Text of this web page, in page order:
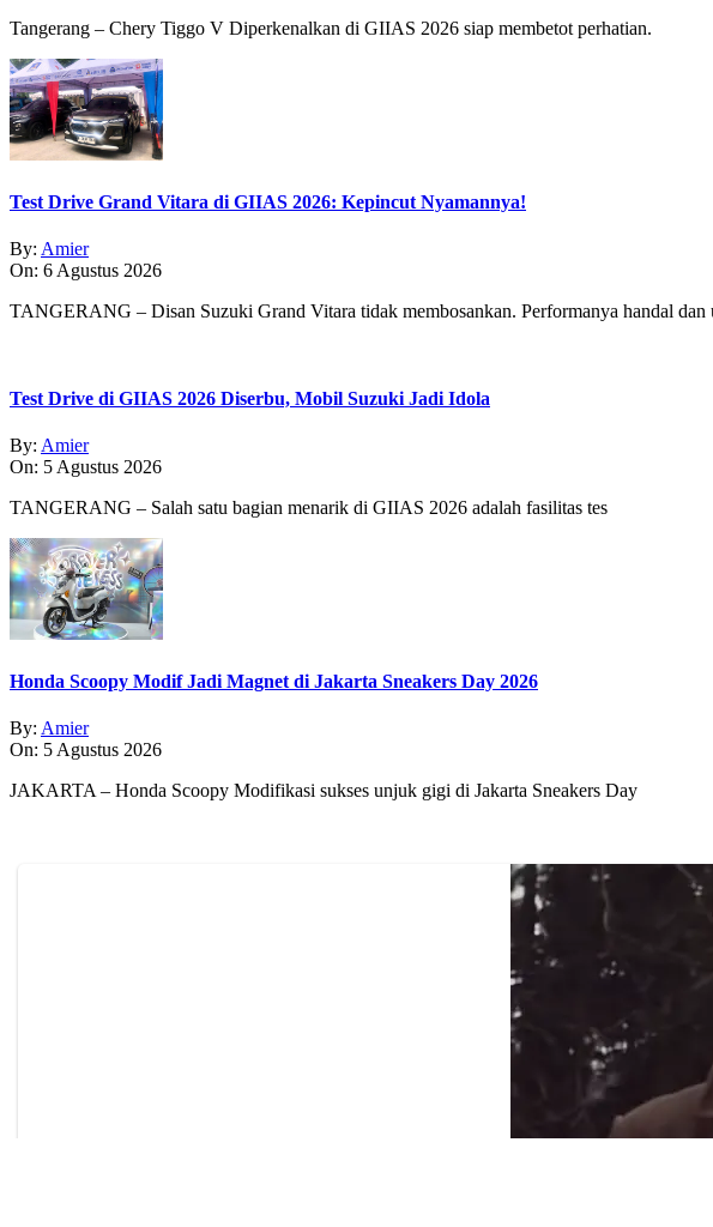
Tangerang – Chery Tiggo V Diperkenalkan di GIIAS 2026 siap membetot perhatian.
Test Drive Grand Vitara di GIIAS 2026: Kepincut Nyamannya!
By: Amier
On: 6 Agustus 2026
TANGERANG – Disan Suzuki Grand Vitara tidak membosankan. Performanya handal dan
Test Drive di GIIAS 2026 Diserbu, Mobil Suzuki Jadi Idola
By: Amier
On: 5 Agustus 2026
TANGERANG – Salah satu bagian menarik di GIIAS 2026 adalah fasilitas tes
Honda Scoopy Modif Jadi Magnet di Jakarta Sneakers Day 2026
By: Amier
On: 5 Agustus 2026
JAKARTA – Honda Scoopy Modifikasi sukses unjuk gigi di Jakarta Sneakers Day